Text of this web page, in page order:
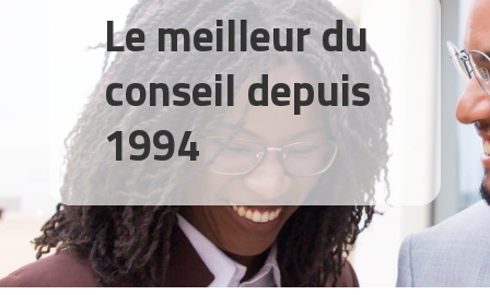
Le meilleur du
conseil depuis
1994